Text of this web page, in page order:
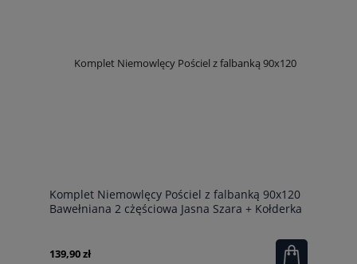
Komplet Niemowlęcy Pościel z falbanką 90x120
Bawełniana 2 cżęściowa Jasna Szara + Kołderka
139,90 zł